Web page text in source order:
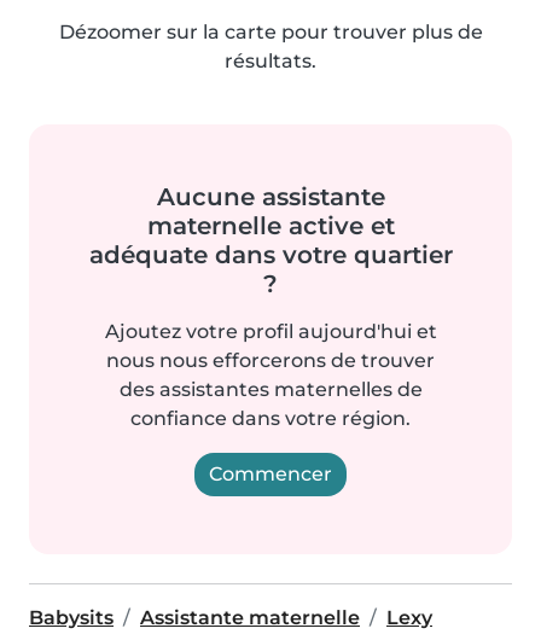
Dézoomer sur la carte pour trouver plus de
résultats.
Aucune assistante
maternelle active et
adéquate dans votre quartier
?
Ajoutez votre profil aujourd'hui et
nous nous efforcerons de trouver
des assistantes maternelles de
confiance dans votre région.
Commencer
Babysits Assistante maternelle Lexy